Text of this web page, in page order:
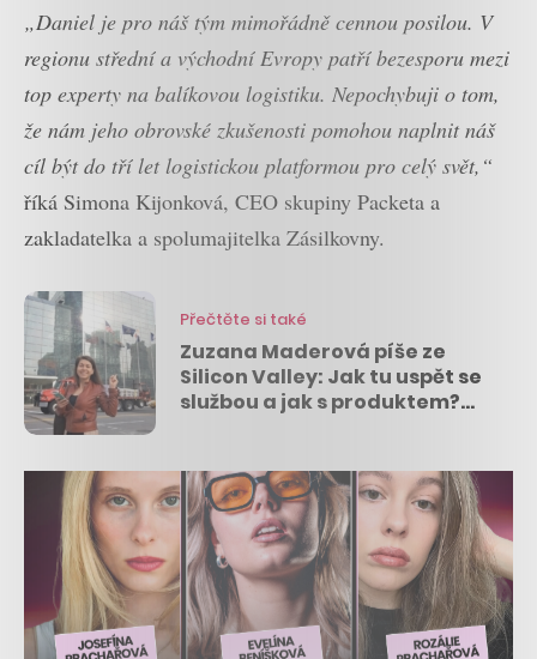
„Daniel je pro náš tým mimořádně cennou posilou. V
regionu střední a východní Evropy patří bezesporu mezi
top experty na balíkovou logistiku. Nepochybuji o tom,
že nám jeho obrovské zkušenosti pomohou naplnit náš
cíl být do tří let logistickou platformou pro celý svět,“
říká Simona Kijonková, CEO skupiny Packeta a
zakladatelka a spolumajitelka Zásilkovny.
Přečtěte si také
Zuzana Maderová píše ze
Silicon Valley: Jak tu uspět se
službou a jak s produktem?